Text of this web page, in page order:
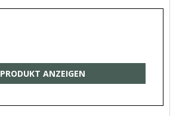
PRODUKT ANZEIGEN